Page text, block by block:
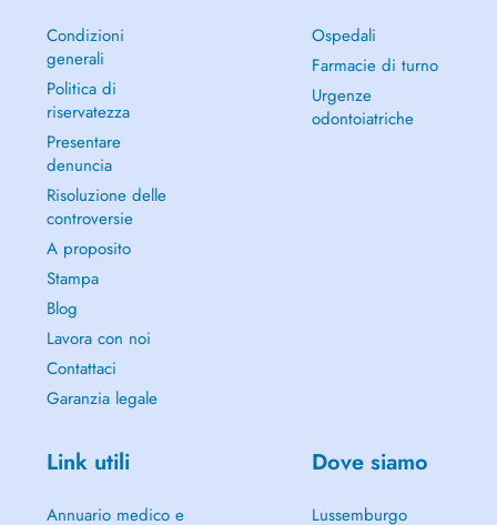
Condizioni
generali
Politica di
riservatezza
Presentare
denuncia
Risoluzione delle
controversie
A proposito
Stampa
Blog
Lavora con noi
Contattaci
Garanzia legale
Ospedali
Farmacie di turno
Urgenze
odontoiatriche
Link utili
Annuario medico e
Dove siamo
Lussemburgo